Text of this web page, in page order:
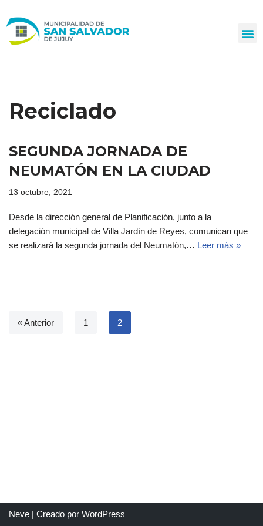
al
Reciclado
SEGUNDA JORNADA DE
NEUMATÓN EN LA CIUDAD
13 octubre, 2021
Desde la dirección general de Planificación, junto a la
delegación municipal de Villa Jardín de Reyes, comunican que
se realizará la segunda jornada del Neumatón,… Leer más »
« Anterior 1 2
Neve | Creado por WordPress